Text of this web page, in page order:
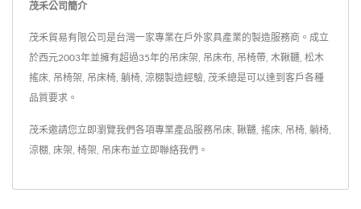
茂禾公司簡介
茂禾貿易有限公司是台灣一家專業在戶外家具產業的製造服務商。成立
於西元2003年並擁有超過35年的吊床架, 吊床布, 吊椅帶, 木鞦韆, 松木
搖床, 吊椅架, 吊床椅, 躺椅, 涼棚製造經驗, 茂禾總是可以達到客戶各種
品質要求。
茂禾邀請您立即瀏覽我們各項專業產品服務吊床 鞦韆 搖床 吊椅 躺椅
涼棚 床架 椅架 吊床布並立即聯絡我們 。